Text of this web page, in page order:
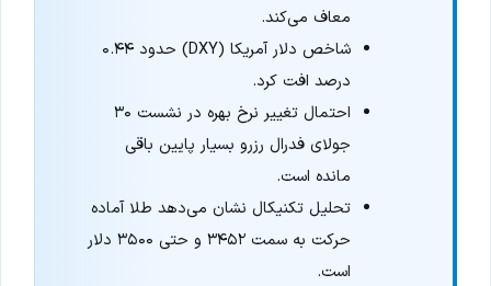
معاف می‌کند.
شاخص دلار آمریکا (DXY) حدود ۰.۴۴
درصد افت کرد.
احتمال تغییر نرخ بهره در نشست ۳۰
جولای فدرال رزرو بسیار پایین باقی
مانده است.
تحلیل تکنیکال نشان می‌دهد طلا آماده
حرکت به سمت ۳۴۵۲ و حتی ۳۵۰۰ دلار
است.